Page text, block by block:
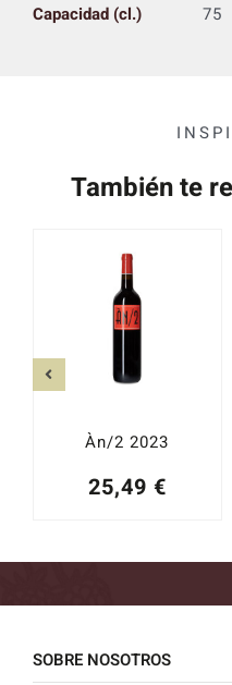
Capacidad (cl.)
75
También te
Àn/2 2023
25,49 €
SOBRE NOSOTROS